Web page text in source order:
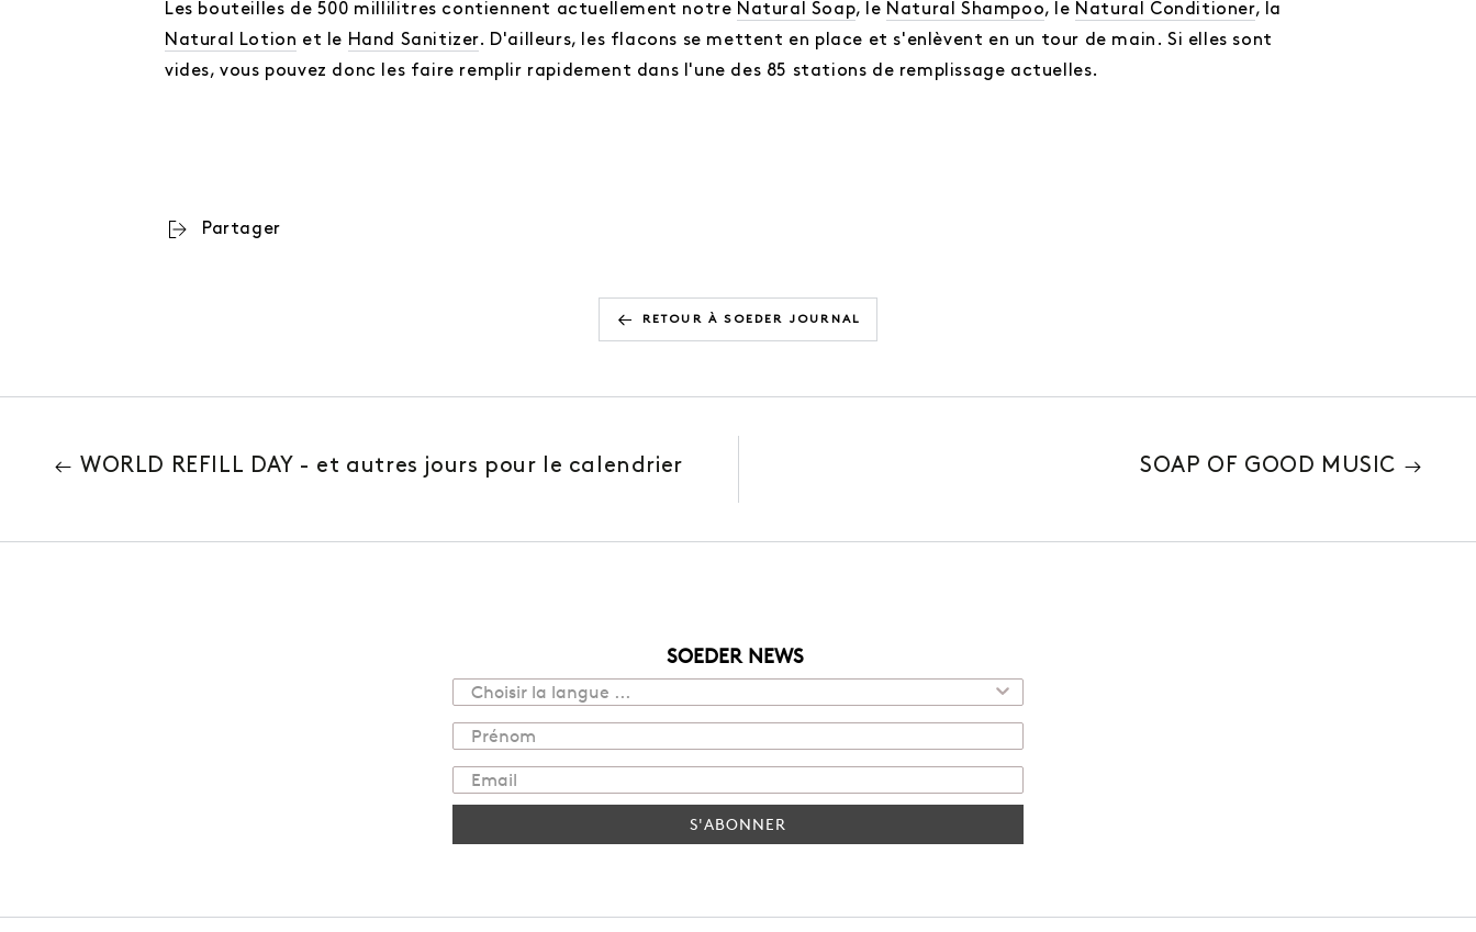
Les bouteilles de 500 millilitres contiennent actuellement notre Natural Soap, le Natural Shampoo, le Natural Conditioner, la
Natural Lotion et le Hand Sanitizer. D'ailleurs, les flacons se mettent en place et s'enlèvent en un tour de main. Si elles sont
vides, vous pouvez donc les faire remplir rapidement dans l'une des 85 stations de remplissage actuelles.
Partager
RETOUR À SOEDER JOURNAL
WORLD REFILL DAY - et autres jours pour le calendrier SOAP OF GOOD MUSIC
SOEDER NEWS
S'ABONNER